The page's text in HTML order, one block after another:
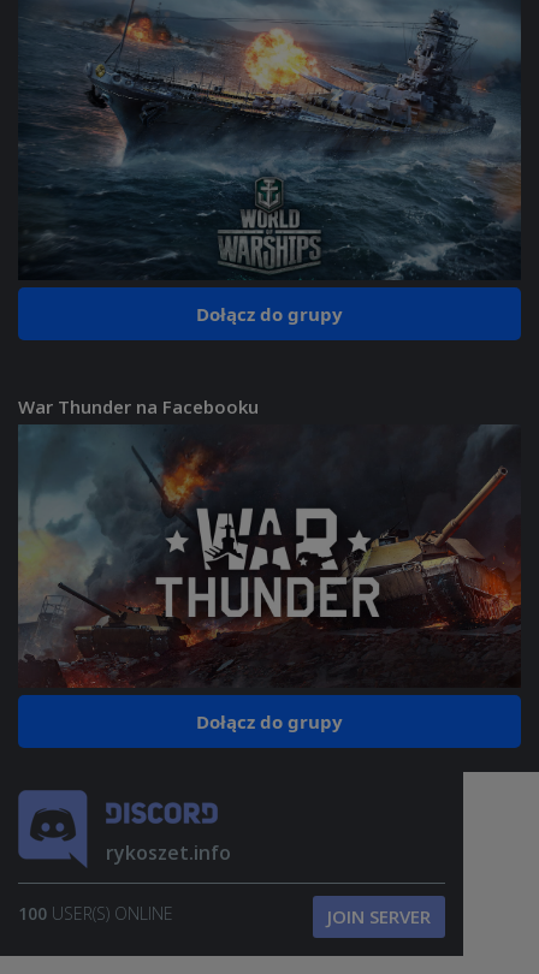
Dołącz do grupy
War Thunder na Facebooku
Dołącz do grupy
rykoszet.info
100 USER(S) ONLINE JOIN SERVER